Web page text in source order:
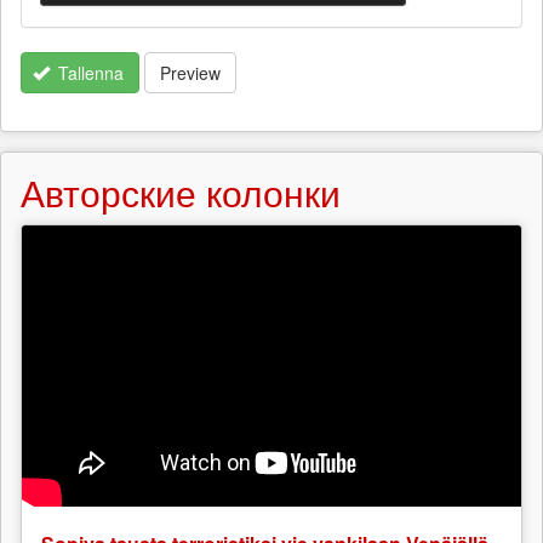
Tallenna Preview
Авторские колонки